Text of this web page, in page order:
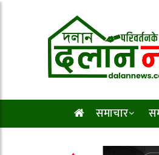
समाचार